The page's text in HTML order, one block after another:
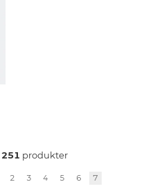
251 produkter
2 3 4 5 6 7